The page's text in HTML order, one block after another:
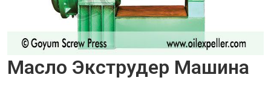
Масло Экструдер Машина